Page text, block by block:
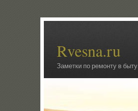
Rvesna.ru
Заметки по ремонту в быту